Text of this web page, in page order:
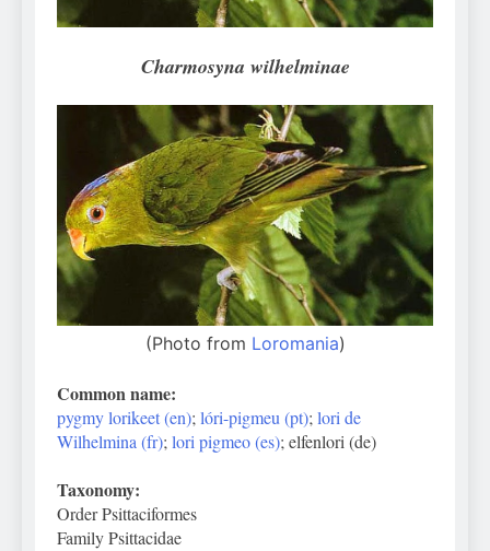
Can Bulldogs Play Fetch?
7 Năm Ago
Groom My Bulldog
7 Năm Ago
Charmosyna wilhelminae
(Photo from Loromania)
Common name:
pygmy lorikeet (en); lóri-pigmeu (pt); lori de
Wilhelmina (fr); lori pigmeo (es); elfenlori (de)
Taxonomy:
Order Psittaciformes
Family Psittacidae